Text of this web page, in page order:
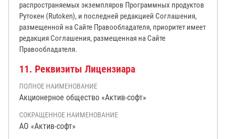
распространяемых экземпляров Программных продуктов
Рутокен (Rutoken), и последней редакцией Соглашения,
размещенной на Сайте Правообладателя, приоритет имеет
редакция Соглашения, размещенная на Сайте
Правообладателя.
11. Реквизиты Лицензиара
ПОЛНОЕ НАИМЕНОВАНИЕ
Акционерное общество «Актив-софт»
СОКРАЩЕННОЕ НАИМЕНОВАНИЕ
АО «Актив-софт»